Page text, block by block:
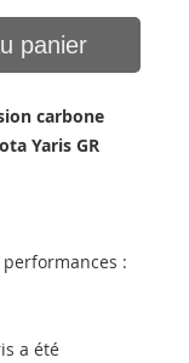
panier
carbone
Yaris GR
:
a été